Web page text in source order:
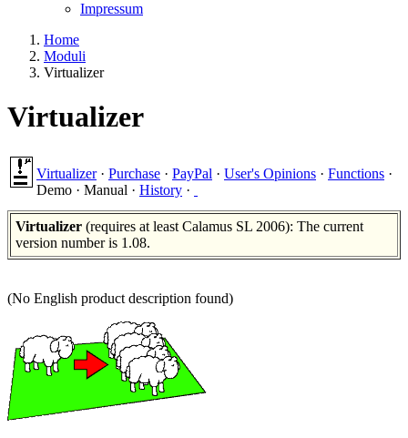
Impressum
Home
Moduli
Virtualizer
Virtualizer
Virtualizer· Purchase · PayPal · User's Opinions · Functions ·
Demo · Manual · History ·
Virtualizer (requires at least Calamus SL 2006): The current
version number is 1.08.
(No English product description found)